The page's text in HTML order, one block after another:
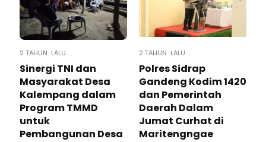
2 TAHUN LALU
Sinergi TNI dan
Masyarakat Desa
Kalempang dalam
Program TMMD
untuk
Pembangunan Desa
2 TAHUN LALU
Polres Sidrap
Gandeng Kodim 1420
dan Pemerintah
Daerah Dalam
Jumat Curhat di
Maritengngae